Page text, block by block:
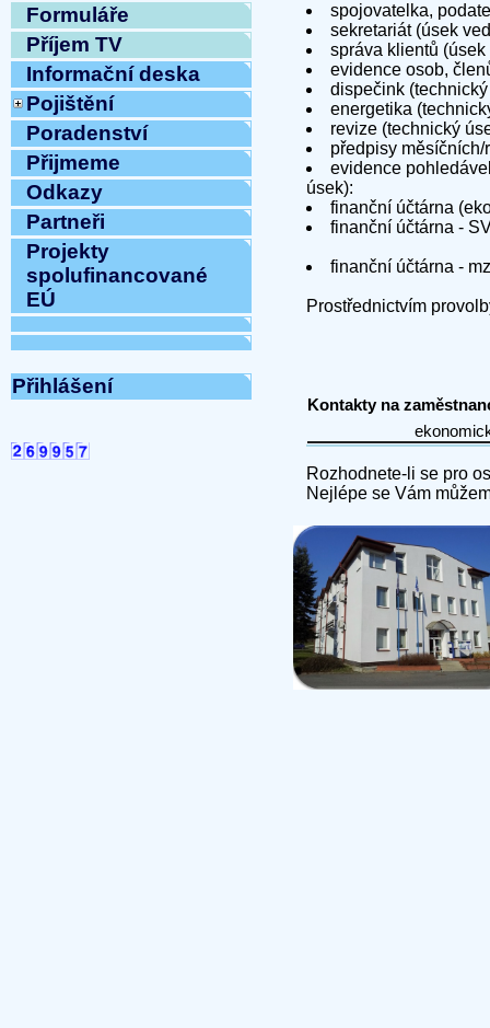
Formuláře
Příjem TV
Informační deska
Pojištění
Poradenství
Přijmeme
Odkazy
Partneři
Projekty
spolufinancované
EÚ
Přihlášení
spojovatelka,
sekretariát (úsek
správa klientů
evidence osob,
dispečink
energetika
revize (technický
předpisy
evidence
úsek):
finanční účtárna
finanční účtárna -
finanční účtárna -
Prostřednictvím
Kontakty na
Rozhodnete-li se pro
Nejlépe se Vám